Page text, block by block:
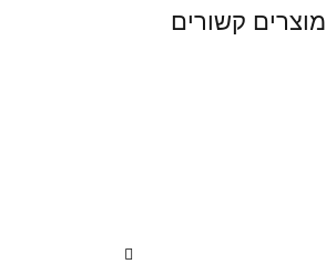
מוצרים קשורים